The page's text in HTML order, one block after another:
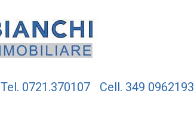
Tel. 0721.370107 Cell. 349 0962193